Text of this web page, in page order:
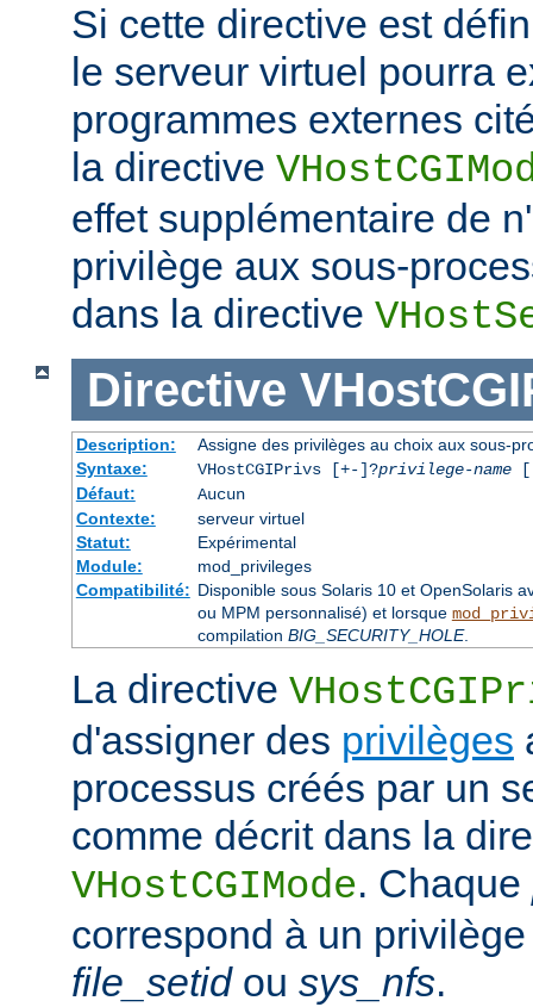
Si cette directive est
le serveur virtuel pourra
programmes externes
la directive
effet supplémentaire de
privilège aux sous-
dans la directive
Directive
Description:
Assigne des privilèges au choix aux sous-
Syntaxe:
VHostCGIPrivs [+-]?privilege-name
Défaut:
Aucun
Contexte:
serveur virtuel
Statut:
Expérimental
Module:
mod_privileges
Compatibilité: Disponible sous Solaris 10 et OpenSolaris
ou MPM personnalisé) et lorsque
compilation BIG_SECURITY_HOLE.
La directive
d'assigner des privilèges
processus créés par un
comme décrit dans la
VHostCGIMode. Chaque
correspond à un
file_setidou sys_nfs.